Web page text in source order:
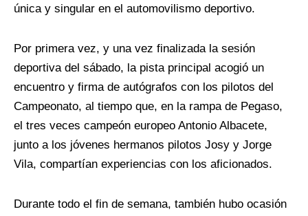
única y singular en el automovilismo deportivo.
Por primera vez, y una vez finalizada la sesión
deportiva del sábado, la pista principal acogió un
encuentro y firma de autógrafos con los pilotos del
Campeonato, al tiempo que, en la rampa de Pegaso,
el tres veces campeón europeo Antonio Albacete,
junto a los jóvenes hermanos pilotos Josy y Jorge
Vila, compartían experiencias con los aficionados.
Durante todo el fin de semana, también hubo ocasión